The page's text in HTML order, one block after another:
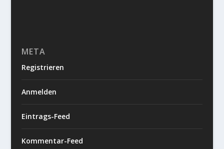
META
Registrieren
Anmelden
Eintrags-Feed
Kommentar-Feed